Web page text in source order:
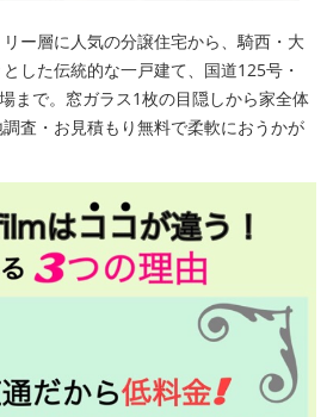
ー層に人気の分譲住宅から、騎西・大
した伝統的な一戸建て、国道125号・
まで。窓ガラス1枚の目隠しから家全体
査・お見積もり無料で柔軟におうかが